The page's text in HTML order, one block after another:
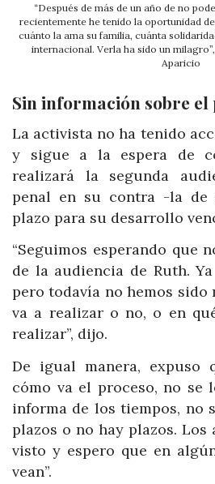
“Después de más de un año de no
recientemente he tenido la oportunidad
cuánto la ama su familia, cuánta
internacional. Verla ha sido un
Aparicio
Sin información sobre el
La activista no ha tenido
y sigue a la espera de
realizará la segunda
penal en su contra -la de
plazo para su desarrollo
“Seguimos esperando que
de la audiencia de Ruth.
pero todavía no hemos sido
va a realizar o no, o en
realizar”, dijo.
De igual manera, expuso
cómo va el proceso, no se
informa de los tiempos, no
plazos o no hay plazos. Los
visto y espero que en
vean”.